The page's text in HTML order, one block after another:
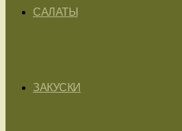
САЛАТЫ
ЗАКУСКИ